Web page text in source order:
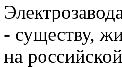
- существу,
на